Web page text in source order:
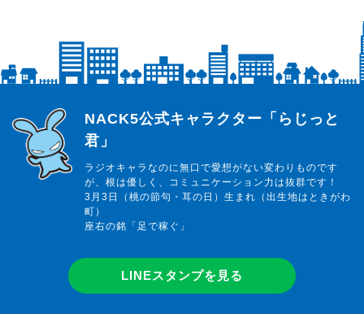
らじっと君
NACK5公式キャラクター「らじっと
君」
ラジオキャラなのに無口で愛想がない変わりものです
が、根は優しく、コミュニケーション力は抜群です！
3月3日（桃の節句・耳の日）生まれ（出生地はときがわ
町）
座右の銘「足で稼ぐ」
LINEスタンプを見る